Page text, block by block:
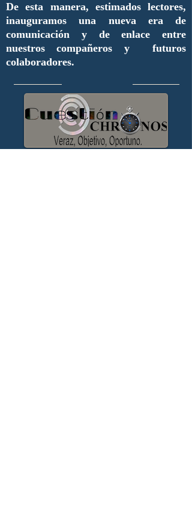
De esta manera, estimados lectores,
inauguramos una nueva era de
comunicación y de enlace entre
nuestros compañeros y futuros
colaboradores.